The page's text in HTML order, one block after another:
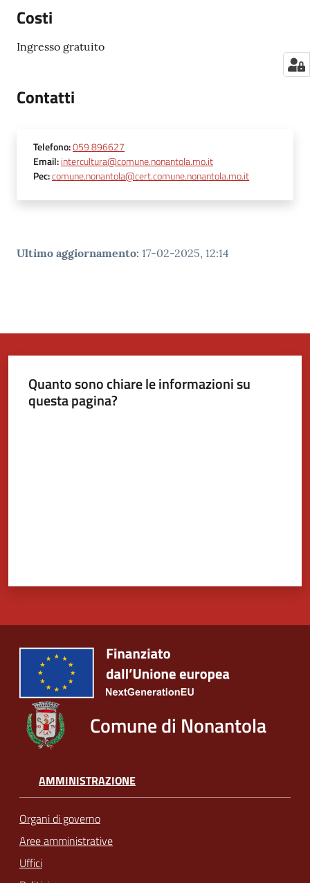
Costi
Ingresso gratuito
Contatti
Telefono:059 896627
Email:intercultura@comune.nonantola.mo.it
Pec:comune.nonantola@cert.comune.nonantola.mo.it
Ultimo aggiornamento: 17-02-2025, 12:14
Quanto sono chiare le informazioni su
questa pagina?
Comune di Nonantola
AMMINISTRAZIONE
Organi di governo
Aree amministrative
Uffici